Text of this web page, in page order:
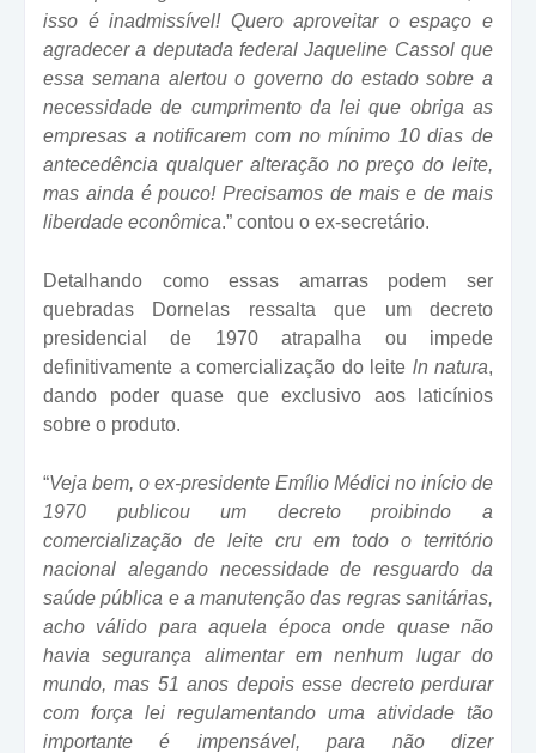
isso é inadmissível! Quero aproveitar o espaço e
agradecer a deputada federal Jaqueline Cassol que
essa semana alertou o governo do estado sobre a
necessidade de cumprimento da lei que obriga as
empresas a notificarem com no mínimo 10 dias de
antecedência qualquer alteração no preço do leite,
mas ainda é pouco! Precisamos de mais e de mais
liberdade econômica.” contou o ex-secretário.
Detalhando como essas amarras podem ser
quebradas Dornelas ressalta que um decreto
presidencial de 1970 atrapalha ou impede
definitivamente a comercialização do leite ln natura,
dando poder quase que exclusivo aos laticínios
sobre o produto.
“Veja bem, o ex-presidente Emílio Médici no início de
1970 publicou um decreto proibindo a
comercialização de leite cru em todo o território
nacional alegando necessidade de resguardo da
saúde pública e a manutenção das regras sanitárias,
acho válido para aquela época onde quase não
havia segurança alimentar em nenhum lugar do
mundo, mas 51 anos depois esse decreto perdurar
com força lei regulamentando uma atividade tão
importante é impensável, para não dizer